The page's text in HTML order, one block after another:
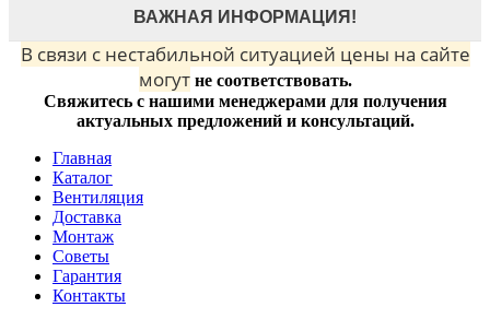
ВАЖНАЯ ИНФОРМАЦИЯ!
В связи с нестабильной ситуацией цены на сайте
могутне соответствовать.
Свяжитесь с нашими менеджерами для получения
актуальных предложений и консультаций.
Главная
Каталог
Вентиляция
Доставка
Монтаж
Советы
Гарантия
Контакты